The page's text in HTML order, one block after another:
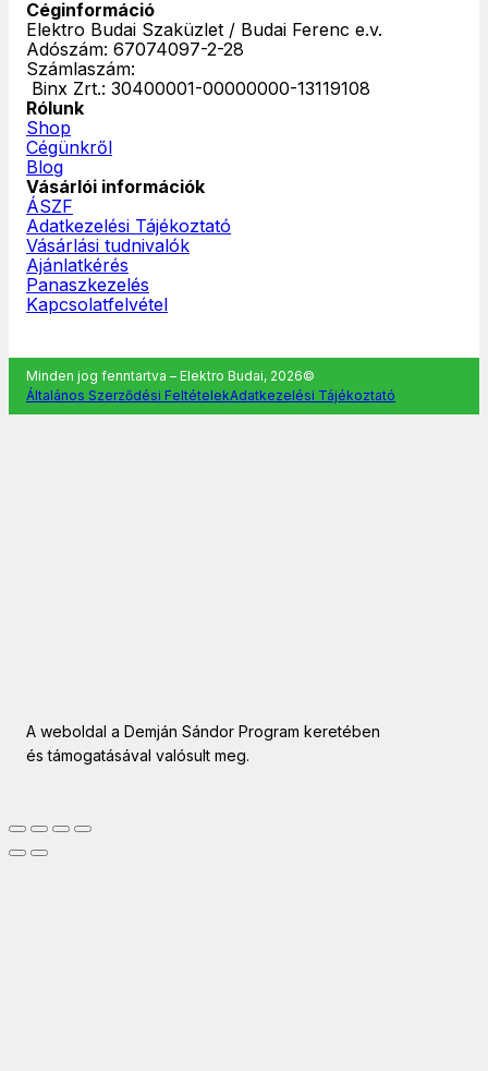
Céginformáció
Elektro Budai Szaküzlet / Budai Ferenc e.v.
Adószám: 67074097-2-28
Számlaszám:
‎ Binx Zrt.: 30400001-00000000-13119108
Rólunk
Shop
Cégünkről
Blog
Vásárlói információk
ÁSZF
Adatkezelési Tájékoztató
Vásárlási tudnivalók
Ajánlatkérés
Panaszkezelés
Kapcsolatfelvétel
Minden jog fenntartva – Elektro Budai, 2026©
Általános Szerződési FeltételekAdatkezelési Tájékoztató
A weboldal a Demján Sándor Program keretében
és támogatásával valósult meg.